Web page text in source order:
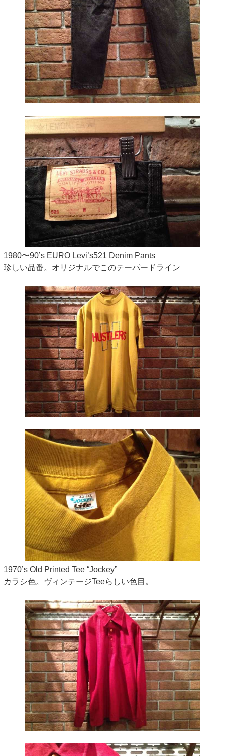
1980〜90’s EURO Levi’s521 Denim Pants
珍しい品番。オリジナルでこのテーパードライン
1970’s Old Printed Tee “Jockey”
カラシ色。ヴィンテージTeeらしい色目。